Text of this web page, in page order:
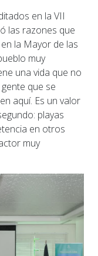
en la VII
las razones que
la Mayor de las
muy
una vida que no
que se
aquí. Es un valor
playas
en otros
muy